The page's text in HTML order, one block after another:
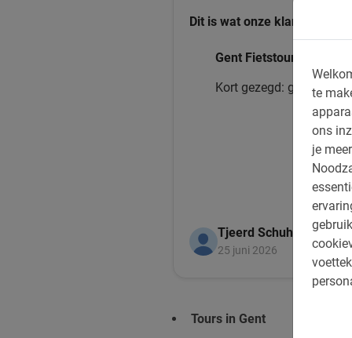
te
ons
je
Dit is wat onze klanten leuk
Gent Fietstour
Kort gezegd: geweldig!
Tjeerd Schuhmacher
25 juni 2026
Tours in Gent